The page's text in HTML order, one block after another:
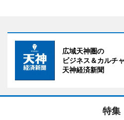
広域天神圏の
ビジネス＆カルチ
天神経済新聞
特集